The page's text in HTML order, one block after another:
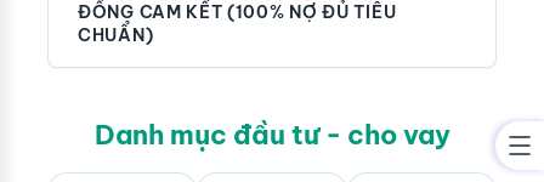
ĐỒNG CAM KẾT (100% NỢ ĐỦ TIÊU
CHUẨN)
Danh mục đầu tư - cho vay